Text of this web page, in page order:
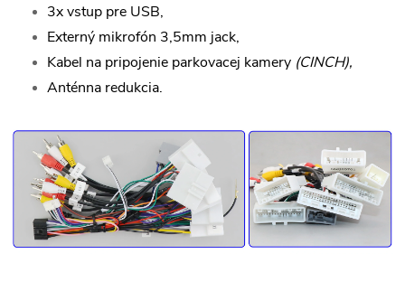
3x vstup pre USB,
Externý mikrofón 3,5mm jack,
Kabel na pripojenie parkovacej kamery (CINCH),
Anténna redukcia.